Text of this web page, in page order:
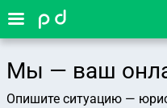
Мы — ваш
Опишите ситуацию —